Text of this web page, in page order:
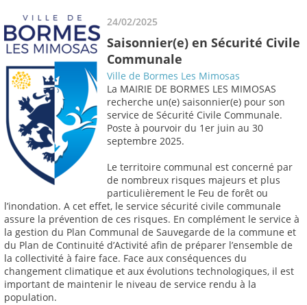
24/02/2025
Saisonnier(e) en Sécurité Civile
Communale
Ville de Bormes Les Mimosas
La MAIRIE DE BORMES LES MIMOSAS
recherche un(e) saisonnier(e) pour son
service de Sécurité Civile Communale.
Poste à pourvoir du 1er juin au 30
septembre 2025.
Le territoire communal est concerné par
de nombreux risques majeurs et plus
particulièrement le Feu de forêt ou
l’inondation. A cet effet, le service sécurité civile communale
assure la prévention de ces risques. En complément le service à
la gestion du Plan Communal de Sauvegarde de la commune et
du Plan de Continuité d’Activité afin de préparer l’ensemble de
la collectivité à faire face. Face aux conséquences du
changement climatique et aux évolutions technologiques, il est
important de maintenir le niveau de service rendu à la
population.